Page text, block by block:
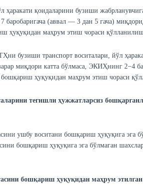
ҳаракати қоидаларини бузиши
(аввал — 3 дан 5 гача)
ҳуқуқидан маҳрум этиш чораси
бузиши транспорт воситалари, йўл
миқдори катта бўлмаса, ЭКИҲнинг 2−4
бошқариш ҳуқуқидан маҳрум этиш чораси
тегишли ҳужжатларсиз
ушбу воситани бошқариш ҳуқуқига эга
бошқариш ҳуқуқига эга бўлмаган
бошқариш ҳуқуқидан маҳрум